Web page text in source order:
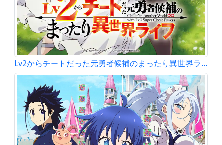
Lv2からチートだった元勇者候補のまったり異世界ライフ